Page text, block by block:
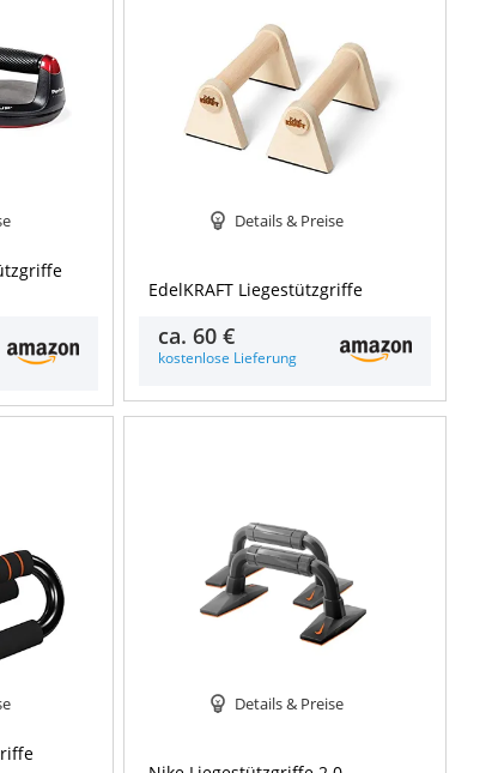
Details & Preise
EdelKRAFT Liegestützgriffe
ca.60 €
kostenlose Lieferung
Details & Preise